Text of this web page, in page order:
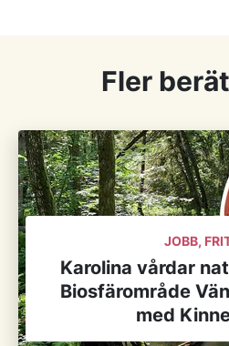
Fler
JOBB,
Karolina vårdar
Biosfärområde
med